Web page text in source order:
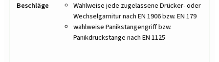
Beschläge
Wahlweise jede zugelassene Drücker- oder
Wechselgarniturnach EN 1906 bzw. EN 179
wahlweise Panikstangengriff bzw.
Panikdruckstangenach EN 1125